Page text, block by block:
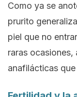
Como ya se
prurito
piel que no
raras ocasiones,
anafilácticas